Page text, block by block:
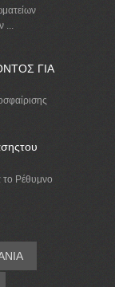
ΓΙΑ
το Ρέθυμνο